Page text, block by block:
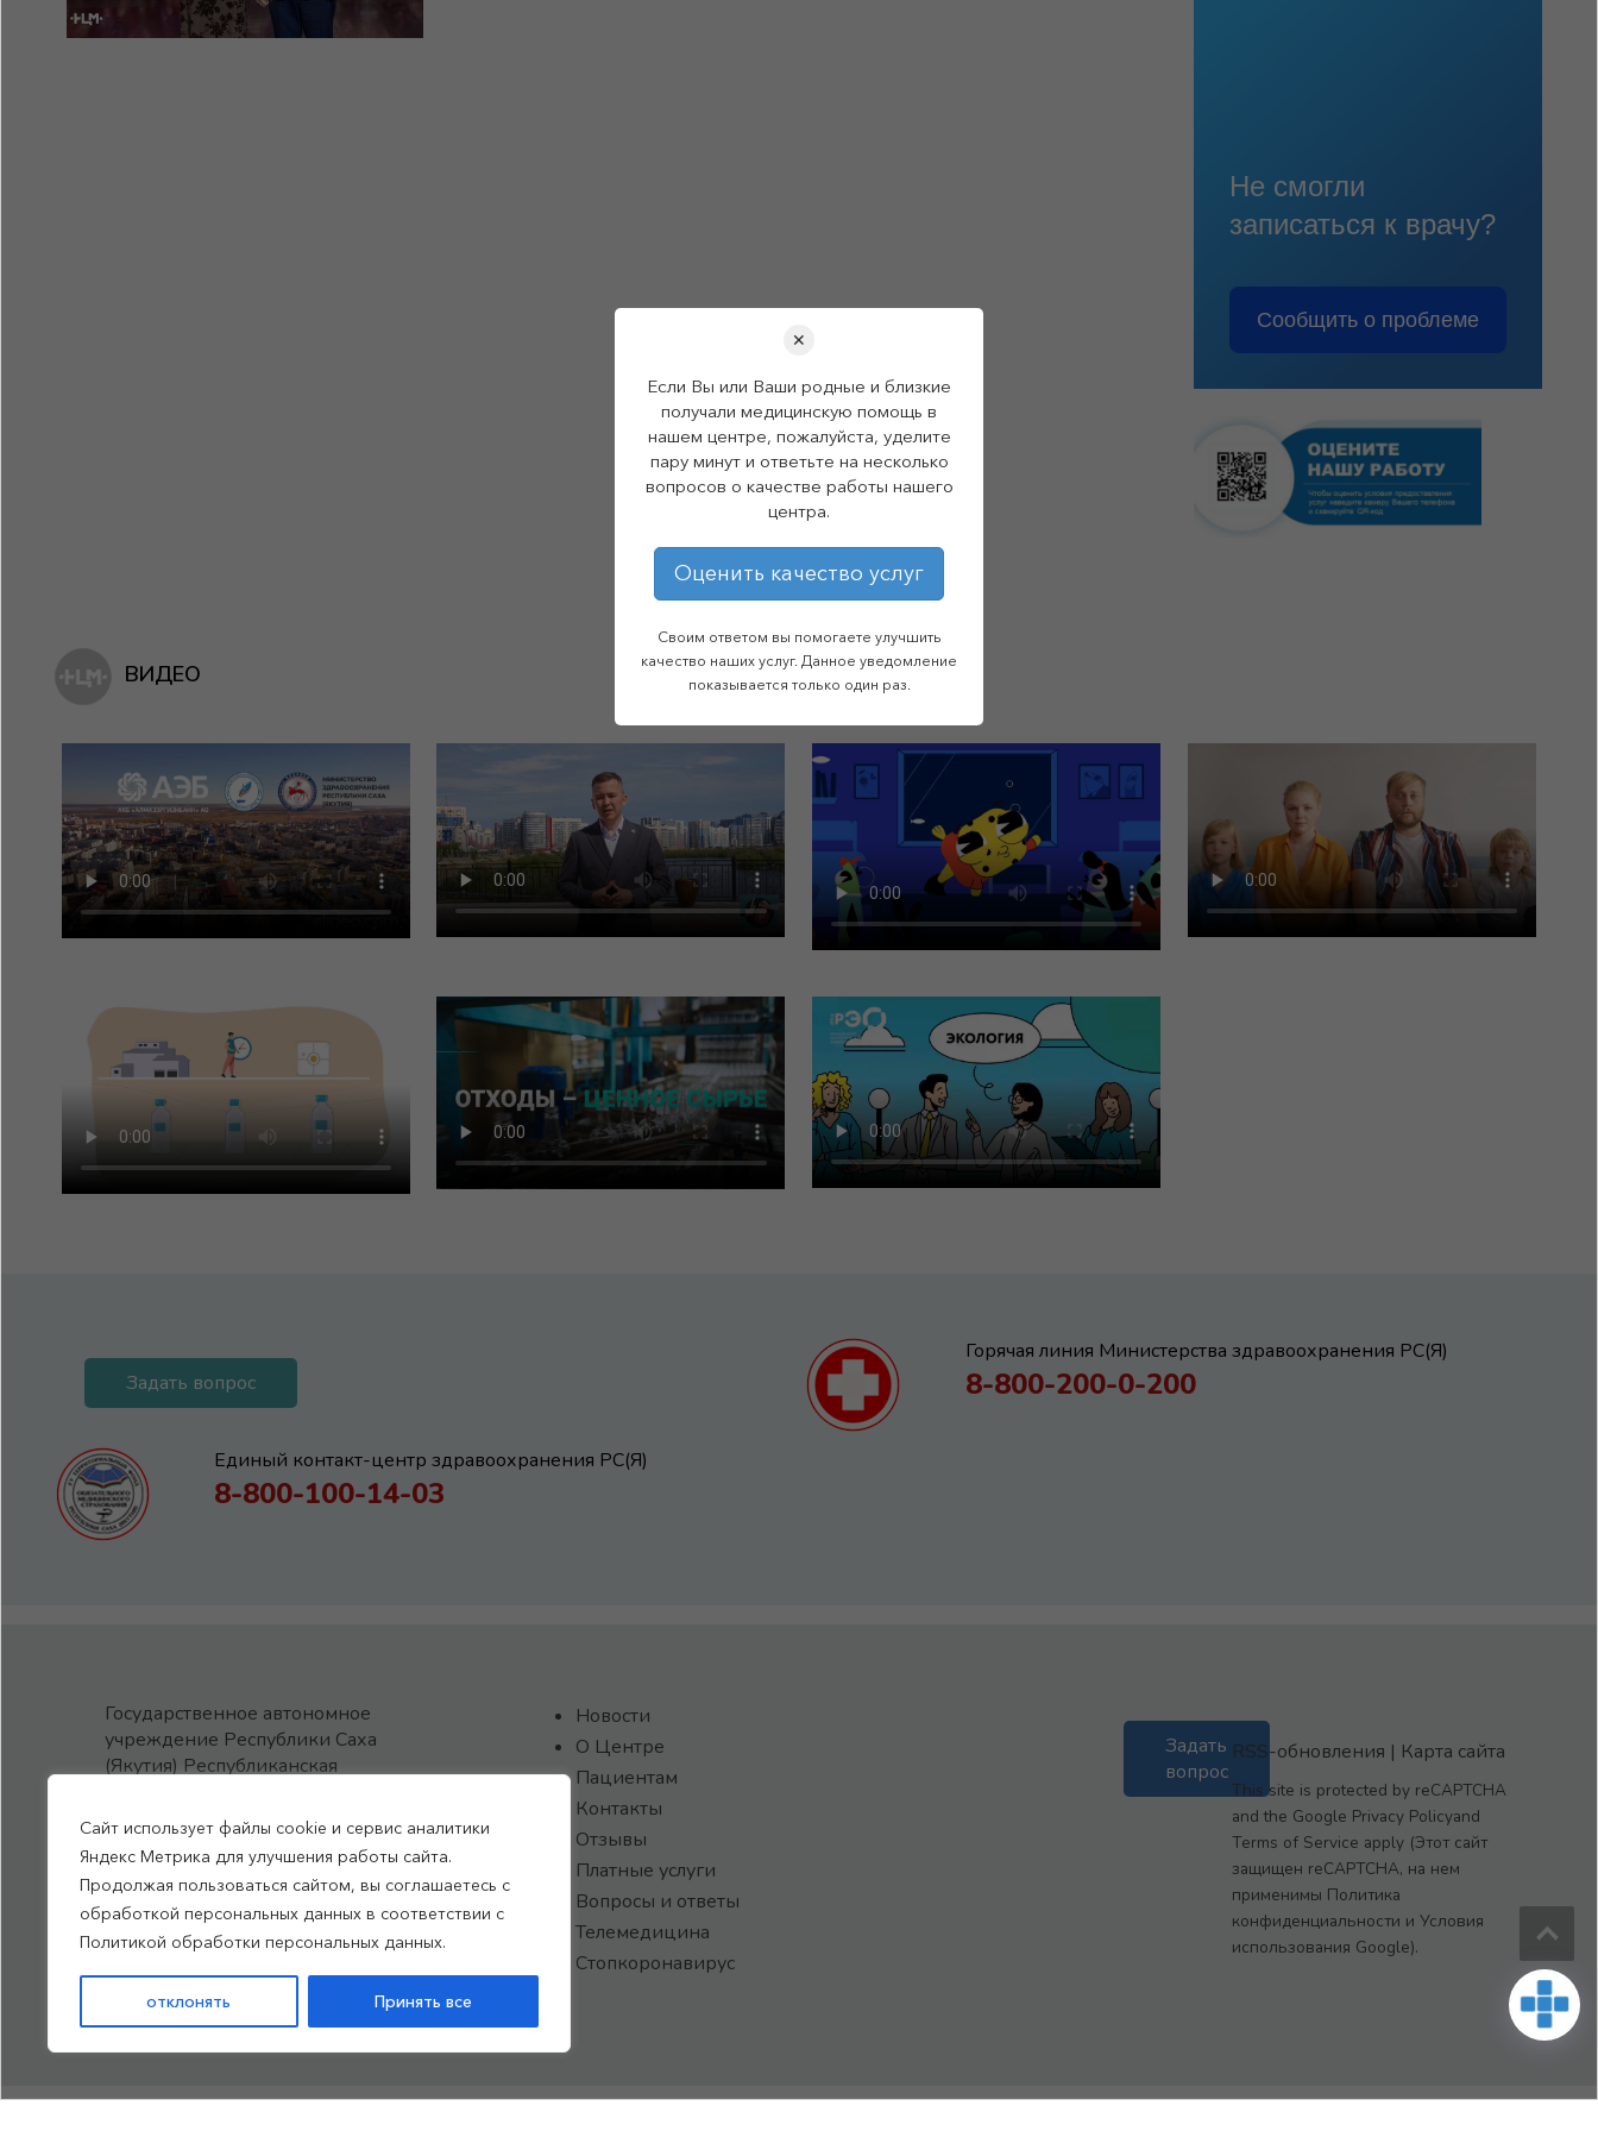
Сайт использует файлы cookie и сервис аналитики
Яндекс Метрика для улучшения работы сайта.
Продолжая пользоваться сайтом, вы соглашаетесь с
обработкой персональных данных в соответствии с
Политикой обработки персональных данных.
отклонять Принять все
Не смогли
записаться к врачу?
Сообщить о проблеме
ВИДЕО
Задать вопрос
Горячая линия Министерства здравоохранения РС(Я)
8-800-200-0-200
Единый контакт-центр здравоохранения РС(Я)
8-800-100-14-03
Государственное автономное
учреждение Республики Саха
(Якутия) Республиканская
центр медицины
им.М.Е.Николаева
Все права защищены, 2026
Политика обработки
персональных данных
Новости
О Центре
Пациентам
Контакты
Отзывы
Платные услуги
Вопросы и ответы
Телемедицина
Стопкоронавирус
Задать
вопрос
RSS-обновления | Карта сайта
This site is protected by reCAPTCHA
and the Google Privacy Policyand
Terms of Service apply (Этот сайт
защищен reCAPTCHA, на нем
применимы Политика
конфиденциальности и Условия
использования Google).
✕
Если Вы или Ваши родные и близкие
получали медицинскую помощь в
нашем центре, пожалуйста, уделите
пару минут и ответьте на несколько
вопросов о качестве работы нашего
центра.
Оценить качество услуг
Своим ответом вы помогаете улучшить
качество наших услуг. Данное уведомление
показывается только один раз.